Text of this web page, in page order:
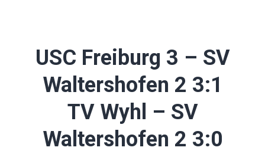
USC Freiburg 3 – SV
Waltershofen 2 3:1
TV Wyhl – SV
Waltershofen 2 3:0